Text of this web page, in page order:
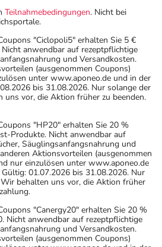
unter strikter medizinischer
der gesamten Behandlung
der Behandlung überwacht
sollte ein
werden.
gegenüber Lactose.
Diät einhalten müssen, sollten
mit denen
Sie sollten deswegen
das Sie bereits anwenden,
angeben. Das gilt auch für
Teilnahmebedingungen. Nicht bei
"Ciclopoli5" erhalten Sie 5 €
anwendbar auf rezeptpflichtige
und Versandkosten.
(ausgenommen Coupons)
unter www.aponeo.de und in der
bis 31.08.2026. Nur solange der
uns vor, die Aktion früher zu beenden.
"HP20" erhalten Sie 20 %
Produkte. Nicht anwendbar auf
Säuglingsanfangsnahrung und
Aktionsvorteilen (ausgenommen
nur einzulösen unter www.aponeo.de
01.07.2026 bis 31.08.2026. Nur
behalten uns vor, die Aktion früher
"Canergy20" erhalten Sie 20 %
Nicht anwendbar auf rezeptpflichtige
und Versandkosten.
(ausgenommen Coupons)